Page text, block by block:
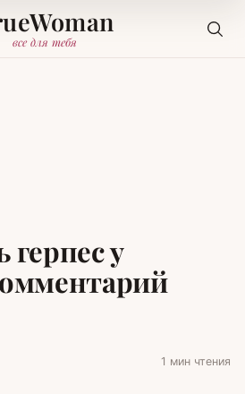
все для тебя
герпес у
1 мин чтения